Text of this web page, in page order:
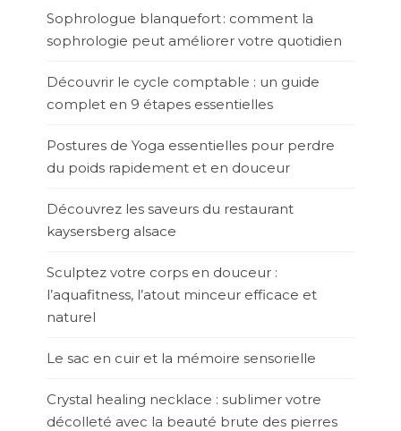
Sophrologue blanquefort : comment la
sophrologie peut améliorer votre quotidien
Découvrir le cycle comptable : un guide
complet en 9 étapes essentielles
Postures de Yoga essentielles pour perdre
du poids rapidement et en douceur
Découvrez les saveurs du restaurant
kaysersberg alsace
Sculptez votre corps en douceur :
l’aquafitness, l’atout minceur efficace et
naturel
Le sac en cuir et la mémoire sensorielle
Crystal healing necklace : sublimer votre
décolleté avec la beauté brute des pierres